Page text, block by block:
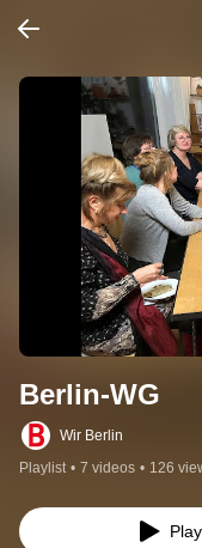
Berlin-WG
Wir Berlin
Playlist • 7 videos • 126